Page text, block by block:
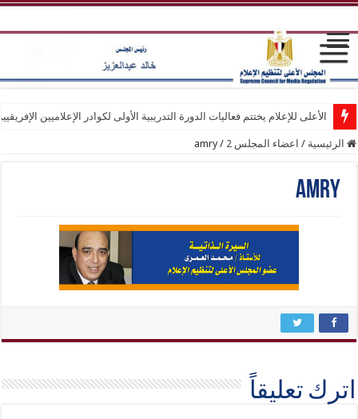
الأعلى للإعلام يختتم فعاليات الدورة التدريبية الأولى لكوادر الإعلاميين
الرئيسية / اعضاء المجلس 2 /
amry
amry
اترك تعليقاً